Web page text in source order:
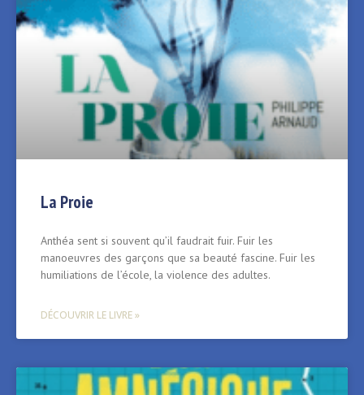
La Proie
Anthéa sent si souvent qu’il faudrait fuir. Fuir les
manoeuvres des garçons que sa beauté fascine. Fuir les
humiliations de l’école, la violence des adultes.
DÉCOUVRIR LE LIVRE »